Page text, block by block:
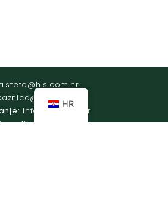
rh.moc.slh
rh.moc.slh
rh.ude-slh
@ofni
mediji:
rh.sl
HR